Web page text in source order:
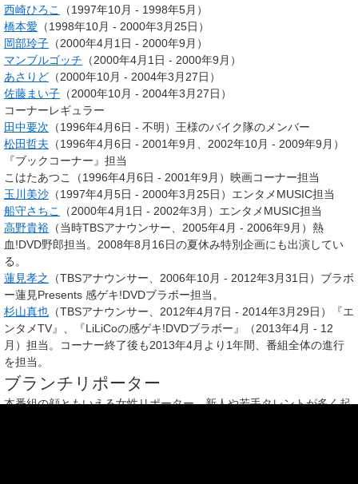
西崎ひろこ
（1997年10月 - 1998年5月）
橋本愛 （1998年10月 - 2000年3月25日）
岡部玲子 （2000年4月1日 - 2000年9月）
マンブルゴッチ （2000年4月1日 - 2000年9月）
あさりど （2000年10月 - 2004年3月27日）
佐藤まい子 （2000年10月 - 2004年3月27日）
コーナーレギュラー
田中要次 （1996年4月6日 - 不明）王様のバイク隊のメンバー
松田哲夫 （1996年4月6日 - 2001年9月、2002年10月 - 2009年9月）
『ブックコーナー』担当
こはたあつこ（1996年4月6日 - 2001年9月）映画コーナー担当
玉川美沙 （1997年4月5日 - 2000年3月25日）エンタメMUSIC担当
船守さちこ
（2000年4月1日 - 2002年3月）エンタメMUSIC担当
高野貴裕 （当時TBSアナウンサー、2005年4月 - 2006年9月）熱
血!DVD野郎担当。2008年8月16日の夏休み特別企画にも出演してい
る。
蓮見孝之
（TBSアナウンサー、2006年10月 - 2012年3月31日）ブラボ
ー蓮見Presents 感ゲキ!DVDブラボー担当。
杉山真也 （TBSアナウンサー、2012年4月7日 - 2014年3月29日）『エ
ンタメTV』、『LiLiCoの感ゲキ!DVDブラボー』（2013年4月 - 12
月）担当。コーナー終了後も2013年4月より1年間、番組全体の進行
を担当。
ブランチリポーター
本番組の顔ともいえる女性リポーター。新人や若手タレントが多く起